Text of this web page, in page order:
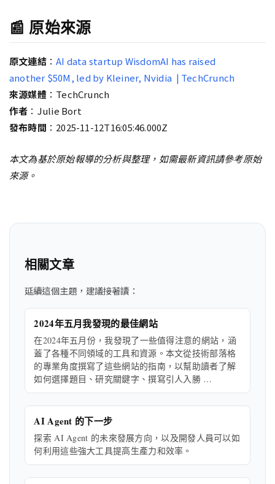
📰 原始來源
原文連結：AI data startup WisdomAI has raised
another $50M, led by Kleiner, Nvidia | TechCrunch
來源媒體 ：TechCrunch
作者 ：Julie Bort
發布時間 ：2025-11-12T16:05:46.000Z
本文為基於原始報導的分析與整理，如需最新資訊請參考原始
來源。
相關文章
延續這個主題，建議接著讀：
2024年五月我發現的最佳網站
在2024年五月份，我發現了一些值得注意的網站，涵
蓋了各種不同領域的工具和資源。本文從技術部落格
的專業角度撰寫了這些網站的指南，以幫助讀者了解
如何選擇題目、研究關鍵字、撰寫引人入勝 …
AI Agent 的下一步
探索 AI Agent 的未來發展方向，以及開發人員可以如
何利用這些強大工具提高生產力和效率。